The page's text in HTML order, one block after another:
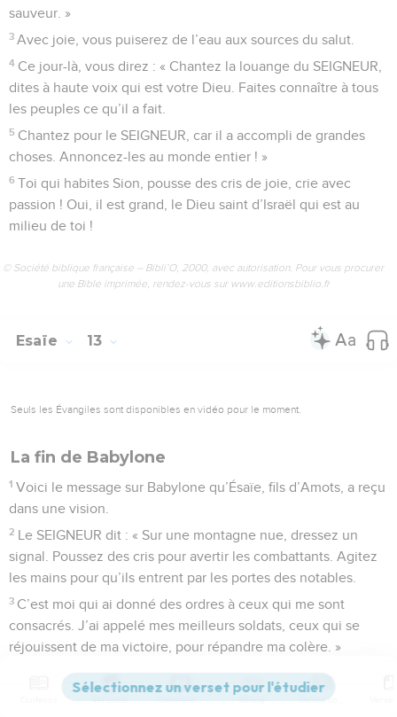
sauveur. »
3 Avec joie, vous puiserez de l’eau aux sources du salut.
4 Ce jour-là, vous direz : « Chantez la louange du SEIGNEUR,
dites à haute voix qui est votre Dieu. Faites connaître à tous
les peuples ce qu’il a fait.
5 Chantez pour le SEIGNEUR, car il a accompli de grandes
choses. Annoncez-les au monde entier ! »
6 Toi qui habites Sion, pousse des cris de joie, crie avec
passion ! Oui, il est grand, le Dieu saint d’Israël qui est au
milieu de toi !
© Société biblique française – Bibli’O, 2000, avec autorisation. Pour vous procurer
une Bible imprimée, rendez-vous sur www.editionsbiblio.fr
Esaïe 13
Seuls les Évangiles sont disponibles en vidéo pour le moment.
La fin de Babylone
1 Voici le message sur Babylone qu’Ésaïe, fils d’Amots, a reçu
dans une vision.
2 Le SEIGNEUR dit : « Sur une montagne nue, dressez un
signal. Poussez des cris pour avertir les combattants. Agitez
les mains pour qu’ils entrent par les portes des notables.
3 C’est moi qui ai donné des ordres à ceux qui me sont
consacrés. J’ai appelé mes meilleurs soldats, ceux qui se
réjouissent de ma victoire, pour répandre ma colère. »
Écoutez ce bruit sur les montagnes : c’est le bruit d’une
foule immense. Écoutez ce grondement des royaumes, des
Versions Commentaires Strong